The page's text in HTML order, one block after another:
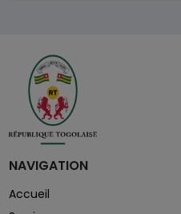
NAVIGATION
Accueil